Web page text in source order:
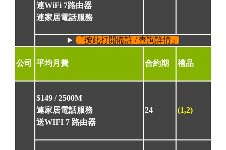
連WiFi 7路由器
連家居電話服務
「按此打開備註 / 查詢詳情」
公司 平均月費 合約期 禮品
$149 /2500M
連家居電話服務
送WIFI 7 路由器
24 (1,2)